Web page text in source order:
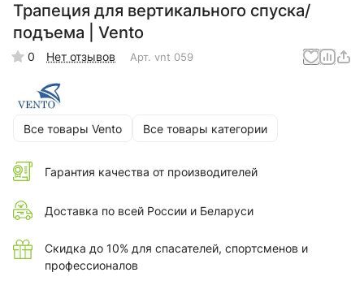
Трапеция для вертикального спуска/
подъема | Vento
0 Нет отзывов Арт. vnt 059
Все товары Vento Все товары категории
Гарантия качества от производителей
Доставка по всей России и Беларуси
Скидка до 10% для спасателей, спортсменов и
профессионалов